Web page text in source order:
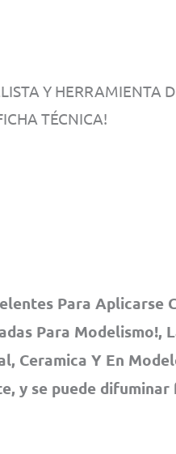
Y HERRAMIENTA
TÉCNICA!
Para Aplicarse
Para Modelismo!,
Ceramica Y En
y se puede